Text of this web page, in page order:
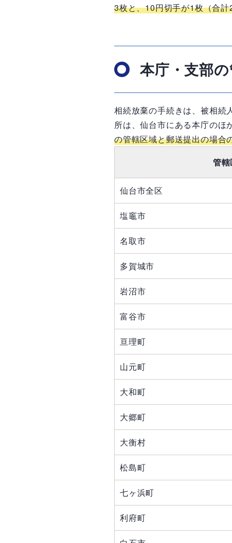
3枚と、10円切手が1枚（合計
本庁・支部
相続放棄の手続きは、被相続
所は、仙台市にある本庁のほ
の管轄区域と郵送提出の場合
管
仙台市全区
塩竈市
名取市
多賀城市
岩沼市
富谷市
亘理町
山元町
大和町
大郷町
大衡村
松島町
七ヶ浜町
利府町